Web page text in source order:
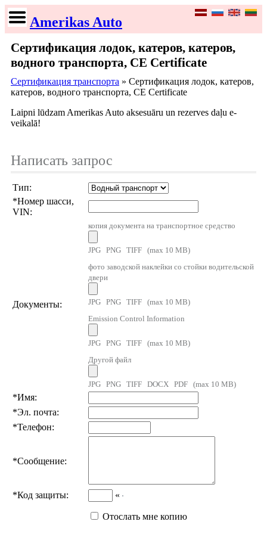
Amerikas Auto
Сертификация лодок, катеров, катеров,
водного транспорта, CE Certificate
Сертификация транспорта » Сертификация лодок, катеров,
катеров, водного транспорта, CE Certificate
Laipni lūdzam Amerikas Auto aksesuāru un rezerves daļu e-
veikalā!
Написать запрос
Тип:
*Номер шасси,
VIN:
Документы:
копия документа на транспортное средство
JPG PNG TIFF (max 10 MB)
фото заводской наклейки со стойки водительской
двери
JPG PNG TIFF (max 10 MB)
Emission Control Information
JPG PNG TIFF (max 10 MB)
Другой файл
JPG PNG TIFF DOCX PDF (max 10 MB)
*Имя:
*Эл. почта:
*Телефон:
*Сообщение:
*Код защиты: «
Отослать мне копию